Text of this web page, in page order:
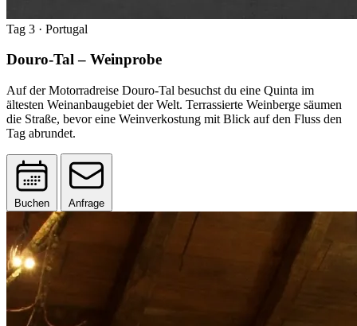
Tag 3 · Portugal
Douro-Tal – Weinprobe
Auf der Motorradreise Douro-Tal besuchst du eine Quinta im
ältesten Weinanbaugebiet der Welt. Terrassierte Weinberge säumen
die Straße, bevor eine Weinverkostung mit Blick auf den Fluss den
Tag abrundet.
Buchen Anfrage